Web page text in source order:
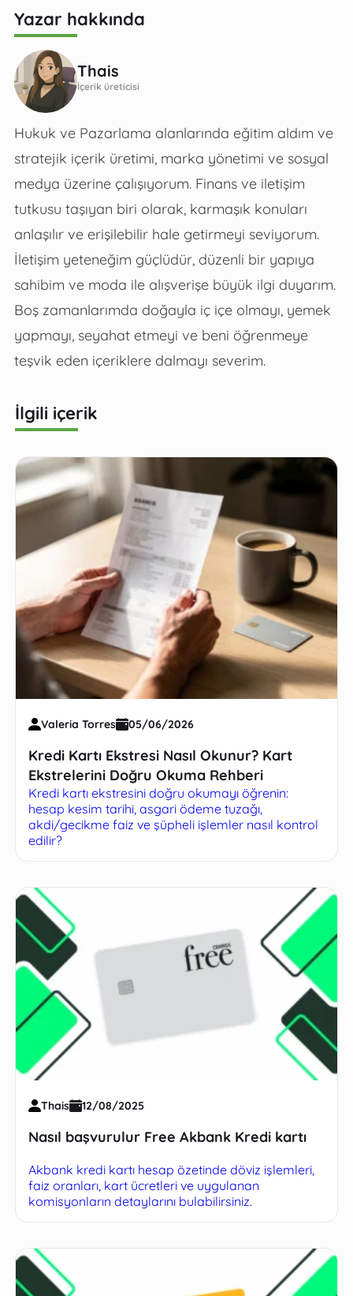
Yazar hakkında
Thais
İçerik üreticisi
Hukuk ve Pazarlama alanlarında eğitim aldım ve
stratejik içerik üretimi, marka yönetimi ve sosyal
medya üzerine çalışıyorum. Finans ve iletişim
tutkusu taşıyan biri olarak, karmaşık konuları
anlaşılır ve erişilebilir hale getirmeyi seviyorum.
İletişim yeteneğim güçlüdür, düzenli bir yapıya
sahibim ve moda ile alışverişe büyük ilgi duyarım.
Boş zamanlarımda doğayla iç içe olmayı, yemek
yapmayı, seyahat etmeyi ve beni öğrenmeye
teşvik eden içeriklere dalmayı severim.
İlgili içerik
Valeria Torres 05/06/2026
Kredi Kartı Ekstresi Nasıl Okunur? Kart
Ekstrelerini Doğru Okuma Rehberi
Kredi kartı ekstresini doğru okumayı öğrenin:
hesap kesim tarihi, asgari ödeme tuzağı,
akdi/gecikme faiz ve şüpheli işlemler nasıl kontrol
edilir?
Thais 12/08/2025
Nasıl başvurulur Free Akbank Kredi kartı
Akbank kredi kartı hesap özetinde döviz işlemleri,
faiz oranları, kart ücretleri ve uygulanan
komisyonların detaylarını bulabilirsiniz.